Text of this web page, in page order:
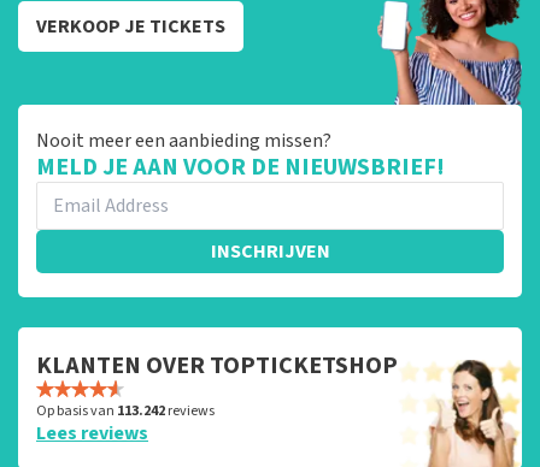
VERKOOP JE TICKETS
Nooit meer een aanbieding missen?
MELD JE AAN VOOR DE NIEUWSBRIEF!
INSCHRIJVEN
KLANTEN OVER TOPTICKETSHOP
Op basis van 113.242reviews
Lees reviews